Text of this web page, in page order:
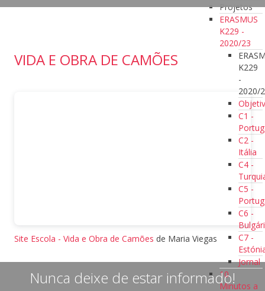
Projetos
ERASMUS
K229 -
2020/23
K229
-
2020/
C1 -
C2 -
Itália
C4 -
C5 -
C6 -
C7 -
Jornal
10
Minutos a
VIDA E OBRA DE CAMÕES
Site Escola - Vida e Obra de Camões de Maria Viegas
Nunca deixe de estar informado!